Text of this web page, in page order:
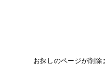
お探しのページが削